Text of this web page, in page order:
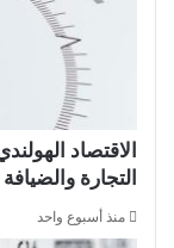
الاقتصاد
التجارة
منذ أسبوع واحد